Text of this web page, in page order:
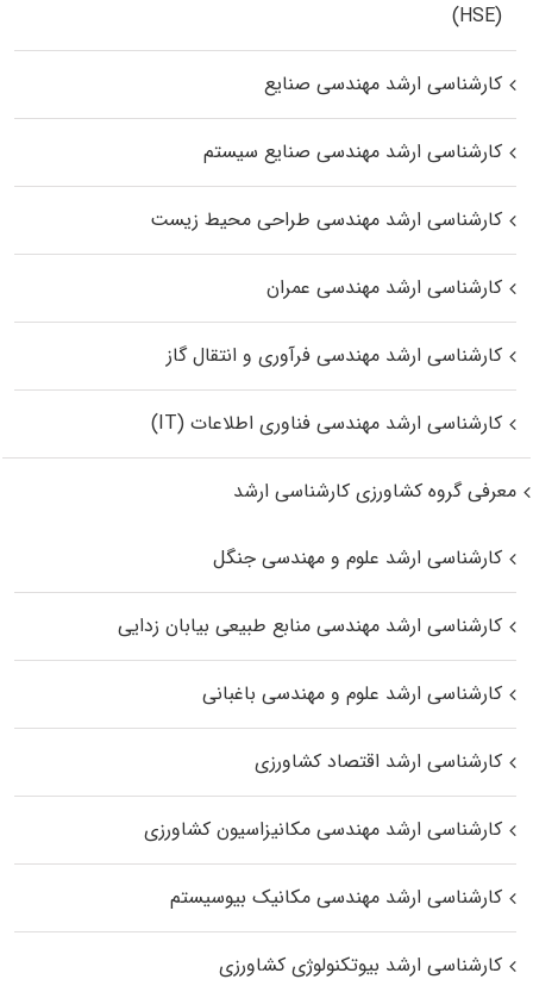
(HSE)
کارشناسی ارشد مهندسی صنایع
کارشناسی ارشد مهندسی صنایع سیستم
کارشناسی ارشد مهندسی طراحی محیط زیست
کارشناسی ارشد مهندسی عمران
کارشناسی ارشد مهندسی فرآوری و انتقال گاز
کارشناسی ارشد مهندسی فناوری اطلاعات (IT)
معرفی گروه کشاورزی کارشناسی ارشد
کارشناسی ارشد علوم و مهندسی جنگل
کارشناسی ارشد مهندسی منابع طبیعی بیابان زدایی
کارشناسی ارشد علوم و مهندسی باغبانی
کارشناسی ارشد اقتصاد کشاورزی
کارشناسی ارشد مهندسی مکانیزاسیون کشاورزی
کارشناسی ارشد مهندسی مکانیک بیوسیستم
کارشناسی ارشد بیوتکنولوژی کشاورزی